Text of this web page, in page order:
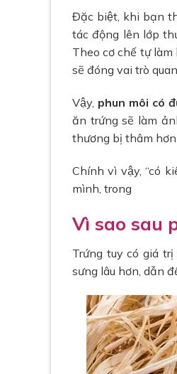
Đặc biệt, khi bạn
tác động lên lớp
Theo cơ chế tự
sẽ đóng vai trò
Vậy, phun môi có
ăn trứng sẽ làm
thương bị thâm hơn
Chính vì vậy, “có
mình, trong
Vì sao sau
Trứng tuy có giá
sưng lâu hơn, dẫn